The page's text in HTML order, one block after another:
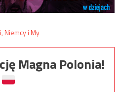
Magna Polonia!